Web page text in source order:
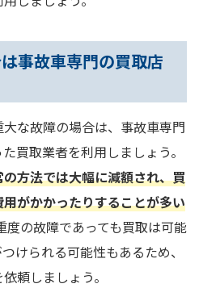
事故車専門の買取店
な故障の場合は、事故車専門
買取業者を利用しましょう。
方法では大幅に減額され、買
がかかったりすることが多い
度の故障であっても買取は可能
けられる可能性もあるため、
頼しましょう。